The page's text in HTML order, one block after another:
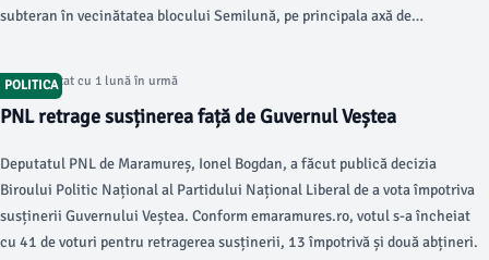
subteran în vecinătatea blocului Semilună, pe principala axă de
POLITICA
Articol postat cu 1 lună în urmă
PNL retrage susținerea față de Guvernul Veștea
Deputatul PNL de Maramureș, Ionel Bogdan, a făcut publică decizia
Biroului Politic Național al Partidului Național Liberal de a vota împotriva
susținerii Guvernului Veștea. Conform emaramures.ro, votul s-a încheiat
cu 41 de voturi pentru retragerea susținerii, 13 împotrivă și două abțineri.